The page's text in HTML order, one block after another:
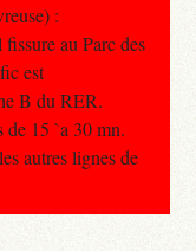
:
au Parc des
est
B du RER.
de 15 `a 30 mn.
autres lignes de